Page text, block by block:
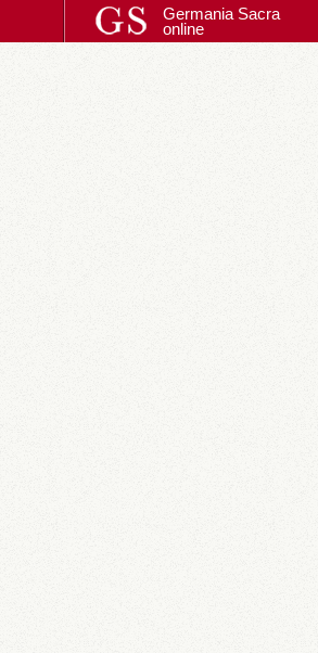
Germania Sacra
online